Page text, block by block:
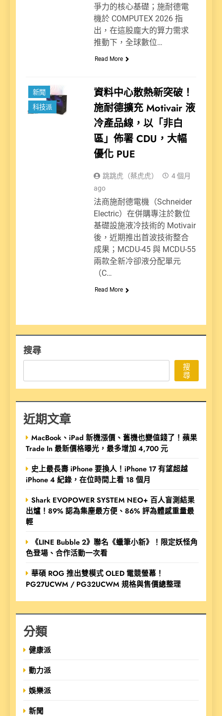
爭力的核心基礎；施耐德電
機於 COMPUTEX 2026 指
出，在這股龐大的算力需求
推動下，全球數位…
Read More
新聞
科技派
資料中心散熱新突破！
施耐德擴充 Motivair 液
冷產品線，以「非白
區」佈署 CDU，大幅
優化 PUE
跳跳虎（蔡虎虎）
4 個月
ago
法商施耐德電機（Schneider
Electric）在併購專注於數位
基礎設施液冷技術的 Motivair
後，近期推出首波技術整合
成果；MCDU-45 與 MCDU-55
兩款全新冷卻液分配單元
（C…
Read More
搜尋
搜
尋
近期文章
MacBook、iPad 新機漲價、舊機也變值錢了！蘋果
Trade In 最新價格曝光，最多增加 4,700 元
史上最長壽 iPhone 要換人！iPhone 17 有望超越
iPhone 4 紀錄，在位時間上看 18 個月
Shark EVOPOWER SYSTEM NEO+ 百人盲測結果
出爐！89% 認為集塵最方便、86% 評為體感重量最
輕
《LINE Bubble 2》聯名《蠟筆小新》！限定妖怪角
色登場、合作活動一次看
華碩 ROG 推出雙模式 OLED 電競螢幕！
PG27UCWM / PG32UCWM 規格與售價總整理
分類
健康派
動力派
娛樂派
新聞